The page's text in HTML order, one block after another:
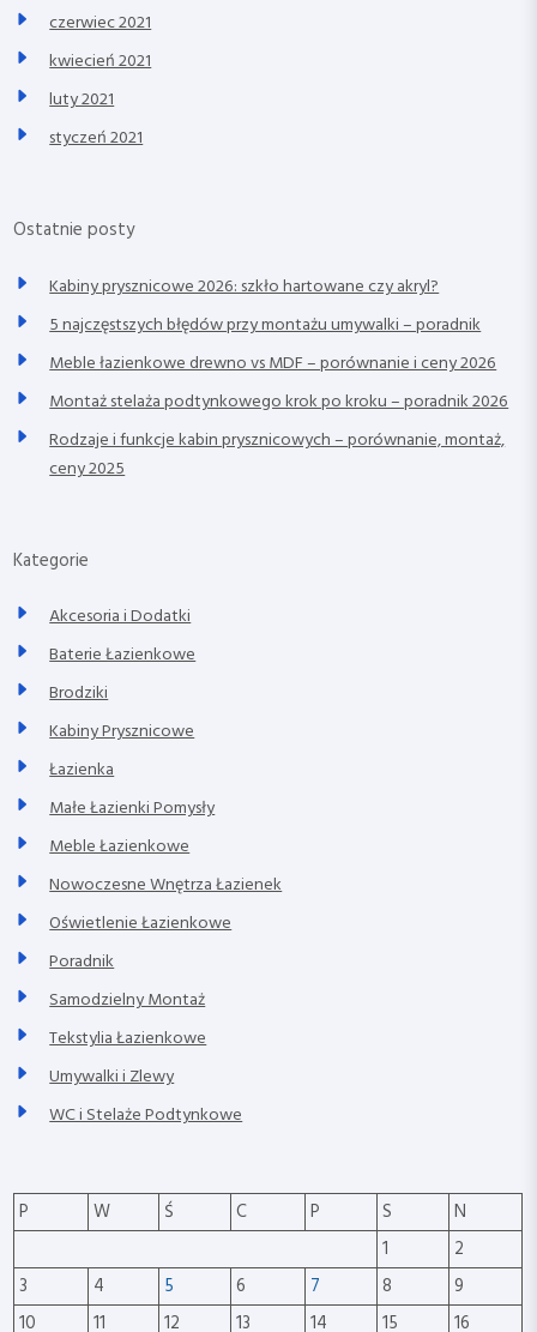
czerwiec 2021
kwiecień 2021
luty 2021
styczeń 2021
Ostatnie posty
Kabiny prysznicowe 2026: szkło hartowane czy akryl?
5 najczęstszych błędów przy montażu umywalki – poradnik
Meble łazienkowe drewno vs MDF – porównanie i ceny 2026
Montaż stelaża podtynkowego krok po kroku – poradnik 2026
Rodzaje i funkcje kabin prysznicowych – porównanie, montaż,
ceny 2025
Kategorie
Akcesoria i Dodatki
Baterie Łazienkowe
Brodziki
Kabiny Prysznicowe
Łazienka
Małe Łazienki Pomysły
Meble Łazienkowe
Nowoczesne Wnętrza Łazienek
Oświetlenie Łazienkowe
Poradnik
Samodzielny Montaż
Tekstylia Łazienkowe
Umywalki i Zlewy
WC i Stelaże Podtynkowe
P W Ś C P S
N
1
2
3
4 5 6 7 8
9
10
11 12 13 14 15 16